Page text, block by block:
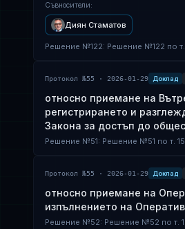
Съвносители:
Диян Стаматов
Решение №122: Решение №122 по
Протокол №55 · 2026-01-29 Доклад
относно приемане на
регистрирането и
Закона за достъп до
Решение №51: Решение №51 по т.
Протокол №55 · 2026-01-29 Доклад
относно приемане на
изпълнението на
Решение №52: Решение №52 по т.